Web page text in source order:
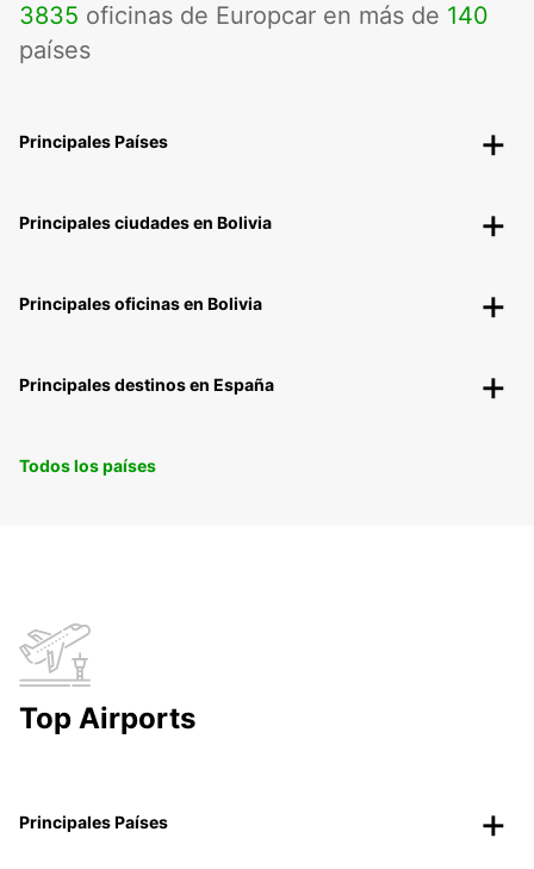
3835 oficinas de Europcar en más de 140
países
Principales Países
Principales ciudades en Bolivia
Principales oficinas en Bolivia
Principales destinos en España
Todos los países
Top Airports
Principales Países